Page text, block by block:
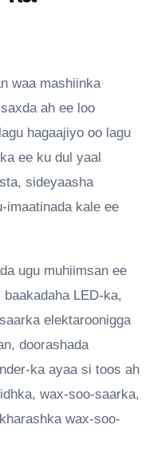
waa mashiinka
ah ee loo
hagaajiyo oo lagu
ee ku dul yaal
sideyaasha
imaatinada kale ee
ugu muhiimsan ee
LED-ka,
elektaroonigga
doorashada
ka ayaa si toos ah
wax-soo-saarka,
wax-soo-